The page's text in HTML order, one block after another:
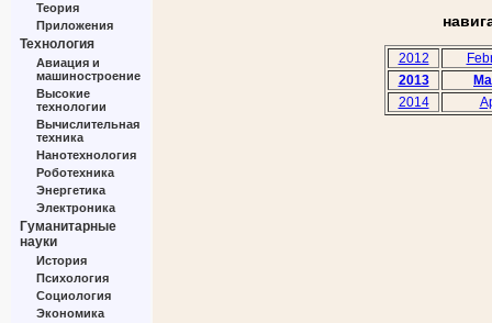
Теория
Приложения
Технология
Авиация и
машиностроение
Высокие
технологии
Вычислительная
техника
Нанотехнология
Роботехника
Энергетика
Электроника
Гуманитарные
науки
История
Психология
Социология
Экономика
2012
2013
2014